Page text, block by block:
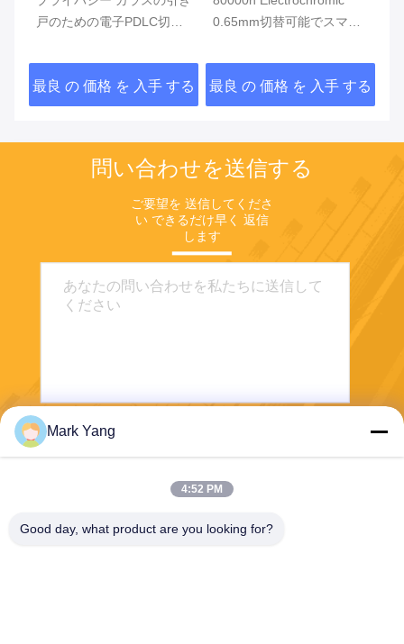
戸のための電子PDLC切替
最良 の 価格 を 入手 する
0.65mm切替可能でスマー
最良 の 価格 を 入手 する
問い合わせを送信する
ご要望を 送信してくださ
い できるだけ早く 返信
します
Mark Yang
4:52 PM
Good day, what product are you looking for?